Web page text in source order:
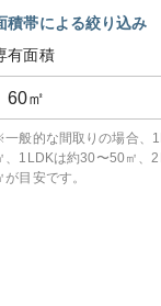
積帯による絞り込み
有面積
60㎡
般的な間取りの場合、
、1LDKは約30〜50㎡、
が目安です。